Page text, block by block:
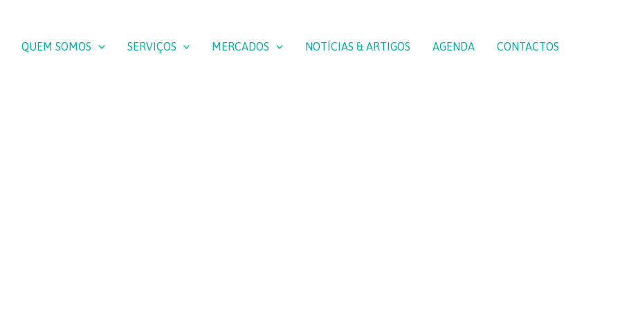
QUEM SOMOS SERVIÇOS MERCADOS NOTÍCIAS & ARTIGOS AGENDA CONTACTOS